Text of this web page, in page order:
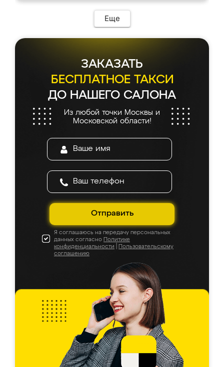
Еще
ЗАКАЗАТЬ
БЕСПЛАТНОЕ ТАКСИ
ДО НАШЕГО САЛОНА
Из любой точки Москвы и
Московской области!
Отправить
Я соглашаюсь на передачу персональных
данных согласно Политике
конфиденциальности
Пользовательскому
соглашению